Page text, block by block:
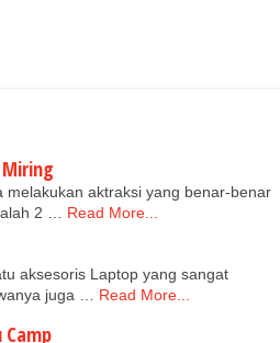
melakukan aktraksi yang benar-benar
2 …
Read More...
aksesoris Laptop yang sangat
juga … Read More...
Camp